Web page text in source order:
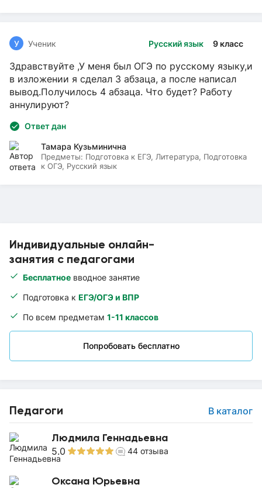
Индивидуальные онлайн-
занятия с педагогами
Бесплатное вводное занятие
Подготовка к ЕГЭ/ОГЭ и ВПР
По всем предметам 1-11 классов
Попробовать бесплатно
Педагоги В каталог
Людмила Геннадьевна
5.0 44 отзыва
Оксана Юрьевна
Русский язык 9 класс
У Ученик
Здравствуйте ,У меня был ОГЭ по русскому языку,и
в изложении я сделал 3 абзаца, а после написал
вывод.Получилось 4 абзаца. Что будет? Работу
аннулируют?
Ответ дан
Тамара Кузьминична
Предметы: Подготовка к ЕГЭ, Литература, Подготовка
к ОГЭ, Русский язык